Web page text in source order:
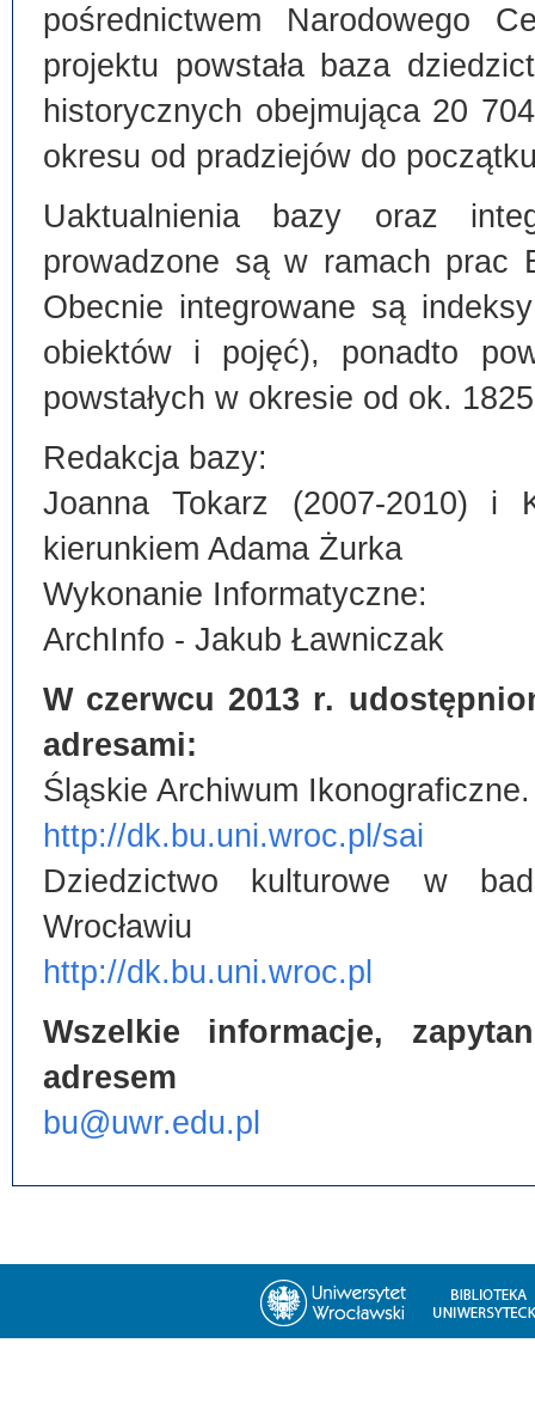
pośrednictwem Narodowego
projektu powstała baza
historycznych obejmująca 20
okresu od pradziejów do
Uaktualnienia bazy oraz
prowadzone są w ramach prac
Obecnie integrowane są
obiektów i pojęć), ponadto
powstałych w okresie od ok.
Redakcja bazy:
Joanna Tokarz (2007-2010) i
kierunkiem Adama Żurka
Wykonanie Informatyczne:
ArchInfo - Jakub Ławniczak
W czerwcu 2013 r.
adresami:
Śląskie Archiwum Ikonograficzne.
http://dk.bu.uni.wroc.pl/sai
Dziedzictwo kulturowe w
Wrocławiu
http://dk.bu.uni.wroc.pl
Wszelkie informacje,
adresem
bu@uwr.edu.pl